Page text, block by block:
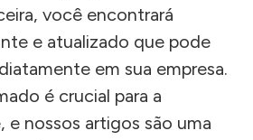
você encontrará
e atualizado que pode
em sua empresa.
é crucial para a
nossos artigos são uma